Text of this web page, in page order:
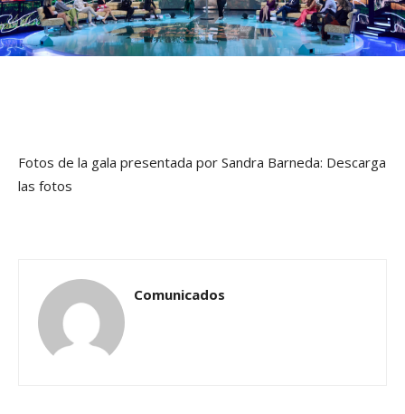
Fotos de la gala presentada por Sandra Barneda: Descarga
las fotos
Comunicados